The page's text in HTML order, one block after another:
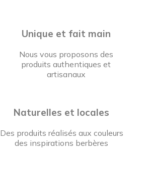
Unique et fait main
Nous vous proposons des
produits authentiques et
artisanaux
Naturelles et locales
Des produits réalisés aux couleurs
des inspirations berbères